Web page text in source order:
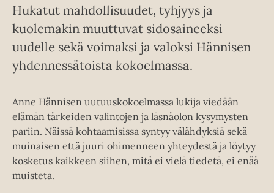
Hukatut mahdollisuudet, tyhjyys ja
kuolemakin muuttuvat sidosaineeksi
uudelle sekä voimaksi ja valoksi Hännisen
yhdennessätoista kokoelmassa.
Anne Hännisen uutuuskokoelmassa lukija viedään
elämän tärkeiden valintojen ja läsnäolon kysymysten
pariin. Näissä kohtaamisissa syntyy välähdyksiä sekä
muinaisen että juuri ohimenneen yhteydestä ja löytyy
kosketus kaikkeen siihen, mitä ei vielä tiedetä, ei enää
muisteta.